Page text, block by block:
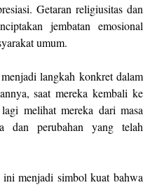
Getaran religiusitas dan
jembatan emosional
umum.
langkah konkret dalam
saat mereka kembali ke
melihat mereka dari masa
dan perubahan yang telah
menjadi simbol kuat bahwa